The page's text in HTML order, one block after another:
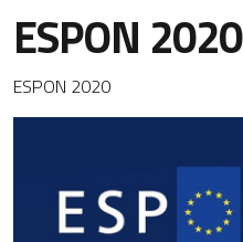
ESPON 2020
ESPON 2020